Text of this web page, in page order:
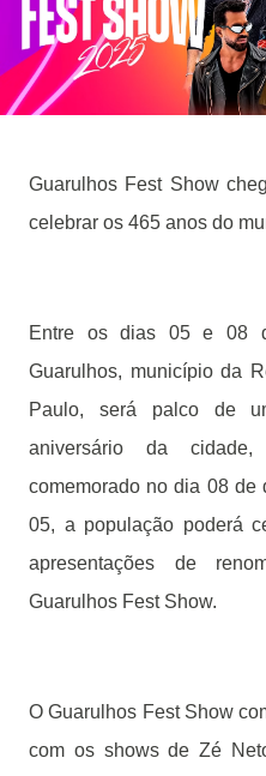
Guarulhos Fest Show
celebrar os 465 anos do
Entre os dias 05 e 08
Guarulhos, município da
Paulo, será palco de
aniversário da
comemorado no dia 08 de
05, a população poderá
apresentações de
Guarulhos Fest Show.
O Guarulhos Fest Show
com os shows de Zé